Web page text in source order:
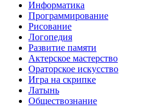
Информатика
Программирование
Рисование
Логопедия
Развитие памяти
Актерское мастерство
Ораторское искусство
Игра на скрипке
Латынь
Обществознание